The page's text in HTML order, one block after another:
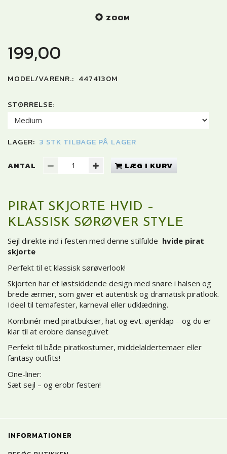
ZOOM
199,00
MODEL/VARENR.: 4474130M
STØRRELSE:
LAGER: 3 STK TILBAGE PÅ LAGER
ANTAL LÆG I KURV
PIRAT SKJORTE HVID –
KLASSISK SØRØVER STYLE
Sejl direkte ind i festen med denne stilfulde hvide pirat
skjorte
Perfekt til et klassisk sørøverlook!
Skjorten har et løstsiddende design med snøre i halsen og
brede ærmer, som giver et autentisk og dramatisk piratlook.
Ideel til temafester, karneval eller udklædning.
Kombinér med piratbukser, hat og evt. øjenklap – og du er
klar til at erobre dansegulvet
Perfekt til både piratkostumer, middelaldertemaer eller
fantasy outfits!
One-liner:
Sæt sejl – og erobr festen!
INFORMATIONER